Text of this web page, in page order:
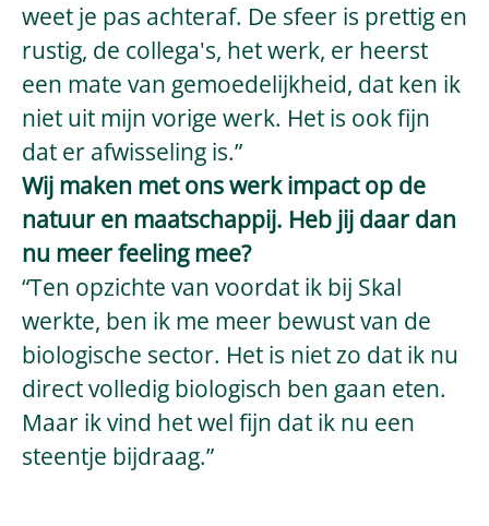
weet je pas achteraf. De sfeer is prettig en
rustig, de collega's, het werk, er heerst
een mate van gemoedelijkheid, dat ken ik
niet uit mijn vorige werk. Het is ook fijn
dat er afwisseling is.”
Wij maken met ons werk impact op de
natuur en maatschappij. Heb jij daar dan
nu meer feeling mee?
“Ten opzichte van voordat ik bij Skal
werkte, ben ik me meer bewust van de
biologische sector. Het is niet zo dat ik nu
direct volledig biologisch ben gaan eten.
Maar ik vind het wel fijn dat ik nu een
steentje bijdraag.”